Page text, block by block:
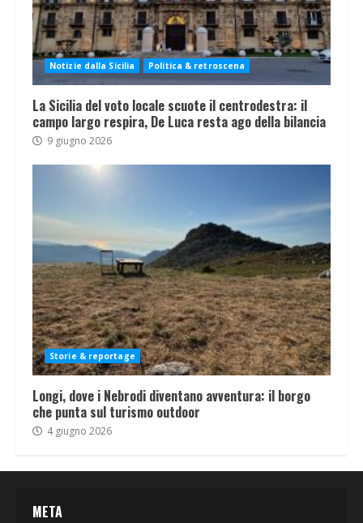
Notizie dalla Sicilia Politica & retroscena
La Sicilia del voto locale scuote il centrodestra: il
campo largo respira, De Luca resta ago della bilancia
9 giugno 2026
Storie & reportage
Longi, dove i Nebrodi diventano avventura: il borgo
che punta sul turismo outdoor
4 giugno 2026
META